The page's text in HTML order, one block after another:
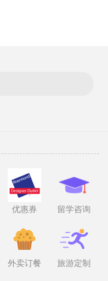
优惠券 留学咨询
外卖订餐 旅游定制